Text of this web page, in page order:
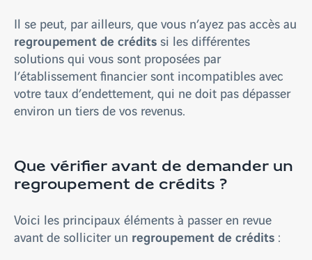
Il se peut, par ailleurs, que vous n’ayez pas accès au
regroupement de crédits si les différentes
solutions qui vous sont proposées par
l’établissement financier sont incompatibles avec
votre taux d’endettement, qui ne doit pas dépasser
environ un tiers de vos revenus.
Que vérifier avant de demander un
regroupement de crédits ?
Voici les principaux éléments à passer en revue
avant de solliciter un regroupement de crédits :